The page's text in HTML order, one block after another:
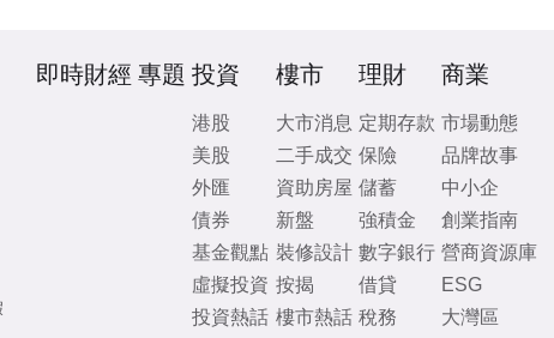
即時財經 專題 投資
港股
美股
外匯
債券
基金觀點
虛擬投資
投資熱話
樓市
大市消息
二手成交
資助房屋
新盤
裝修設計
按揭
樓市熱話
理財
定期存款
保險
儲蓄
強積金
數字銀行
借貸
稅務
商業
市場動態
品牌故事
中小企
創業指南
營商資源庫
ESG
大灣區